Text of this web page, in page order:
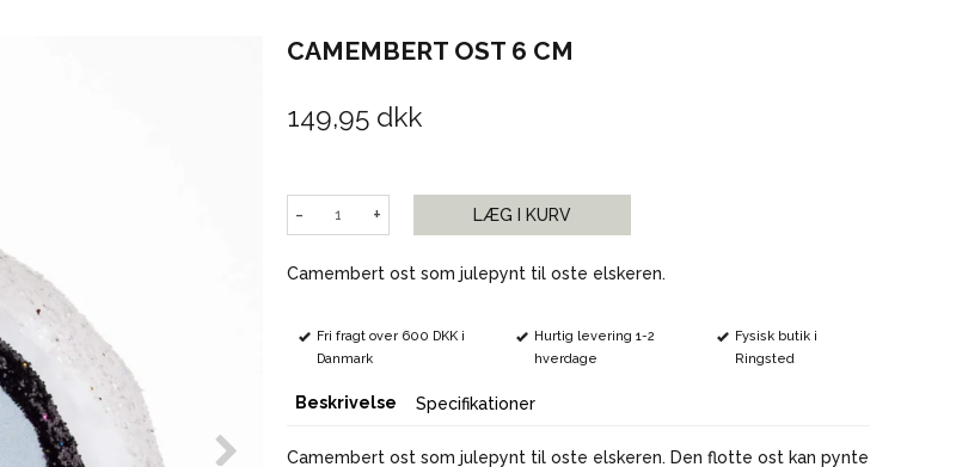
CAMEMBERT OST 6 CM
149,95 dkk
- + LÆG I KURV
Camembert ost som julepynt til oste elskeren.
Fri fragt over 600 DKK i
Danmark
Hurtig levering 1-2
hverdage
Fysisk butik i
Ringsted
Beskrivelse Specifikationer
Camembert ost som julepynt til oste elskeren. Den flotte ost kan pynte